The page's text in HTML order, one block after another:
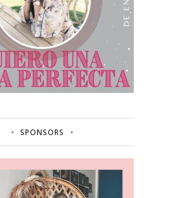
SPONSORS